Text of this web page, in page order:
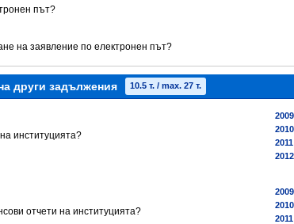
път?
на заявление по електронен път?
други задължения 10.5 т. / max. 27 т.
институцията?
2011
отчети на институцията?
2011